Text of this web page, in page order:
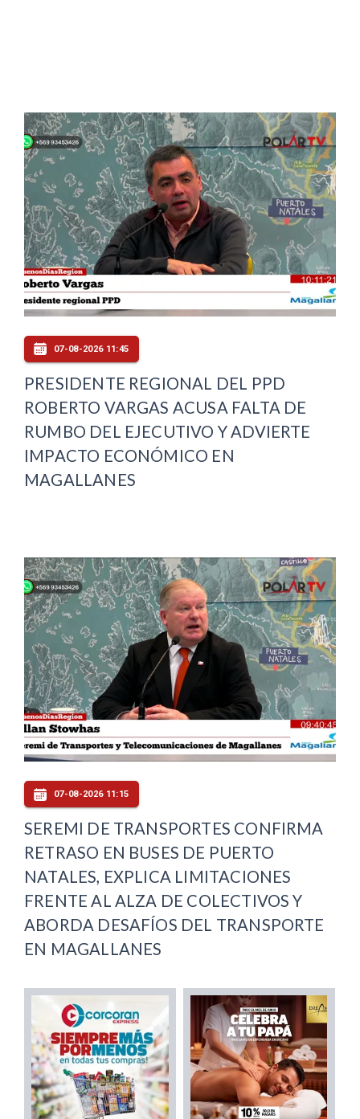
07-08-2026 11:45
PRESIDENTE REGIONAL DEL PPD
ROBERTO VARGAS ACUSA FALTA DE
RUMBO DEL EJECUTIVO Y ADVIERTE
IMPACTO ECONÓMICO EN
MAGALLANES
07-08-2026 11:15
SEREMI DE TRANSPORTES CONFIRMA
RETRASO EN BUSES DE PUERTO
NATALES, EXPLICA LIMITACIONES
FRENTE AL ALZA DE COLECTIVOS Y
ABORDA DESAFÍOS DEL TRANSPORTE
EN MAGALLANES